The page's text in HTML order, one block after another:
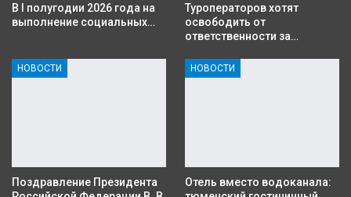
В I полугодии 2026 года на
выполнение социальных…
Туроператоров хотят
освободить от
ответственности за…
НОВОСТИ
Поздравление Президента
НОВОСТИ
Отель вместо водоканала: